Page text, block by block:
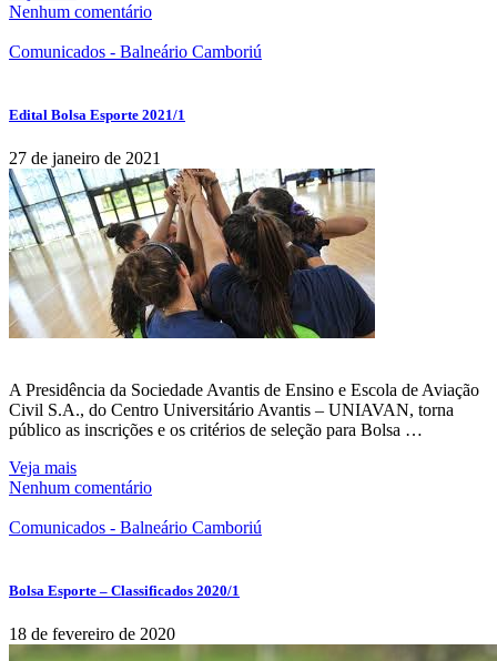
Nenhum comentário
Comunicados - Balneário Camboriú
Edital Bolsa Esporte 2021/1
27 de janeiro de 2021
A Presidência da Sociedade Avantis de Ensino e Escola de Aviação
Civil S.A., do Centro Universitário Avantis – UNIAVAN, torna
público as inscrições e os critérios de seleção para Bolsa …
Veja mais
Nenhum comentário
Comunicados - Balneário Camboriú
Bolsa Esporte – Classificados 2020/1
18 de fevereiro de 2020